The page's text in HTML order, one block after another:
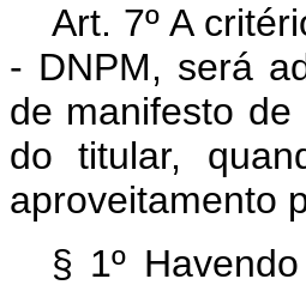
Art. 7º A
- DNPM, será
de manifesto
do titular,
aproveitamento
§ 1º